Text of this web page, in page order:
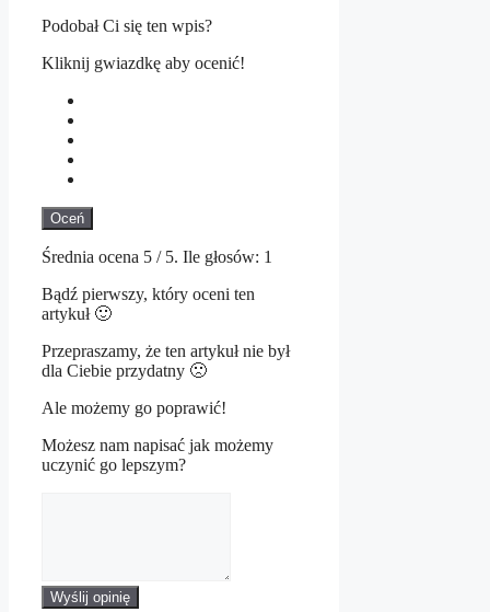
Podobał Ci się ten wpis?
Kliknij gwiazdkę aby ocenić!
Oceń
Średnia ocena 5 / 5. Ile głosów: 1
Bądź pierwszy, który oceni ten
artykuł 🙂
Przepraszamy, że ten artykuł nie był
dla Ciebie przydatny 🙁
Ale możemy go poprawić!
Możesz nam napisać jak możemy
uczynić go lepszym?
Wyślij opinię